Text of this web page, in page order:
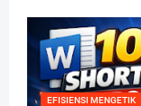
EFISIENSI MENGETIK